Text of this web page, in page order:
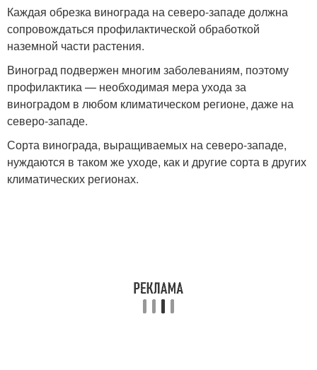
Каждая обрезка винограда на северо-западе должна
сопровождаться профилактической обработкой
наземной части растения.
Виноград подвержен многим заболеваниям, поэтому
профилактика — необходимая мера ухода за
виноградом в любом климатическом регионе, даже на
северо-западе.
Сорта винограда, выращиваемых на северо-западе,
нуждаются в таком же уходе, как и другие сорта в других
климатических регионах.